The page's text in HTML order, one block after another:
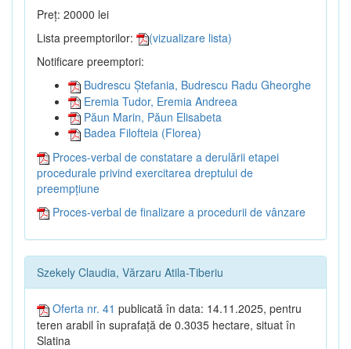
Preț: 20000 lei
Lista preemptorilor:
(vizualizare lista)
Notificare preemptori:
Budrescu Ștefania, Budrescu Radu Gheorghe
Eremia Tudor, Eremia Andreea
Păun Marin, Păun Elisabeta
Badea Filofteia (Florea)
Proces-verbal de constatare a derulării etapei
procedurale privind exercitarea dreptului de
preempțiune
Proces-verbal de finalizare a procedurii de vânzare
Szekely Claudia, Vărzaru Atila-Tiberiu
Oferta nr. 41 publicată în data: 14.11.2025, pentru
teren arabil în suprafață de 0.3035 hectare, situat în
Slatina